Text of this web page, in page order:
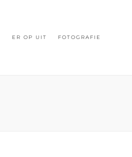
ER OP UIT FOTOGRAFIE